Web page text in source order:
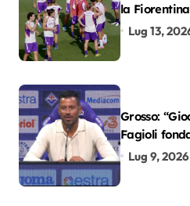
la
Lug 13,
Grosso:
Fagioli
colpo”
Lug 9, 2026